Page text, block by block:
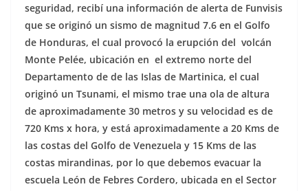
seguridad, recibí una información de alerta de Funvisis
que se originó un sismo de magnitud 7.6 en el Golfo
de Honduras, el cual provocó la erupción del volcán
Monte Pelée, ubicación en el extremo norte del
Departamento de de las Islas de Martinica, el cual
originó un Tsunami, el mismo trae una ola de altura
de aproximadamente 30 metros y su velocidad es de
720 Kms x hora, y está aproximadamente a 20 Kms de
las costas del Golfo de Venezuela y 15 Kms de las
costas mirandinas, por lo que debemos evacuar la
escuela León de Febres Cordero, ubicada en el Sector